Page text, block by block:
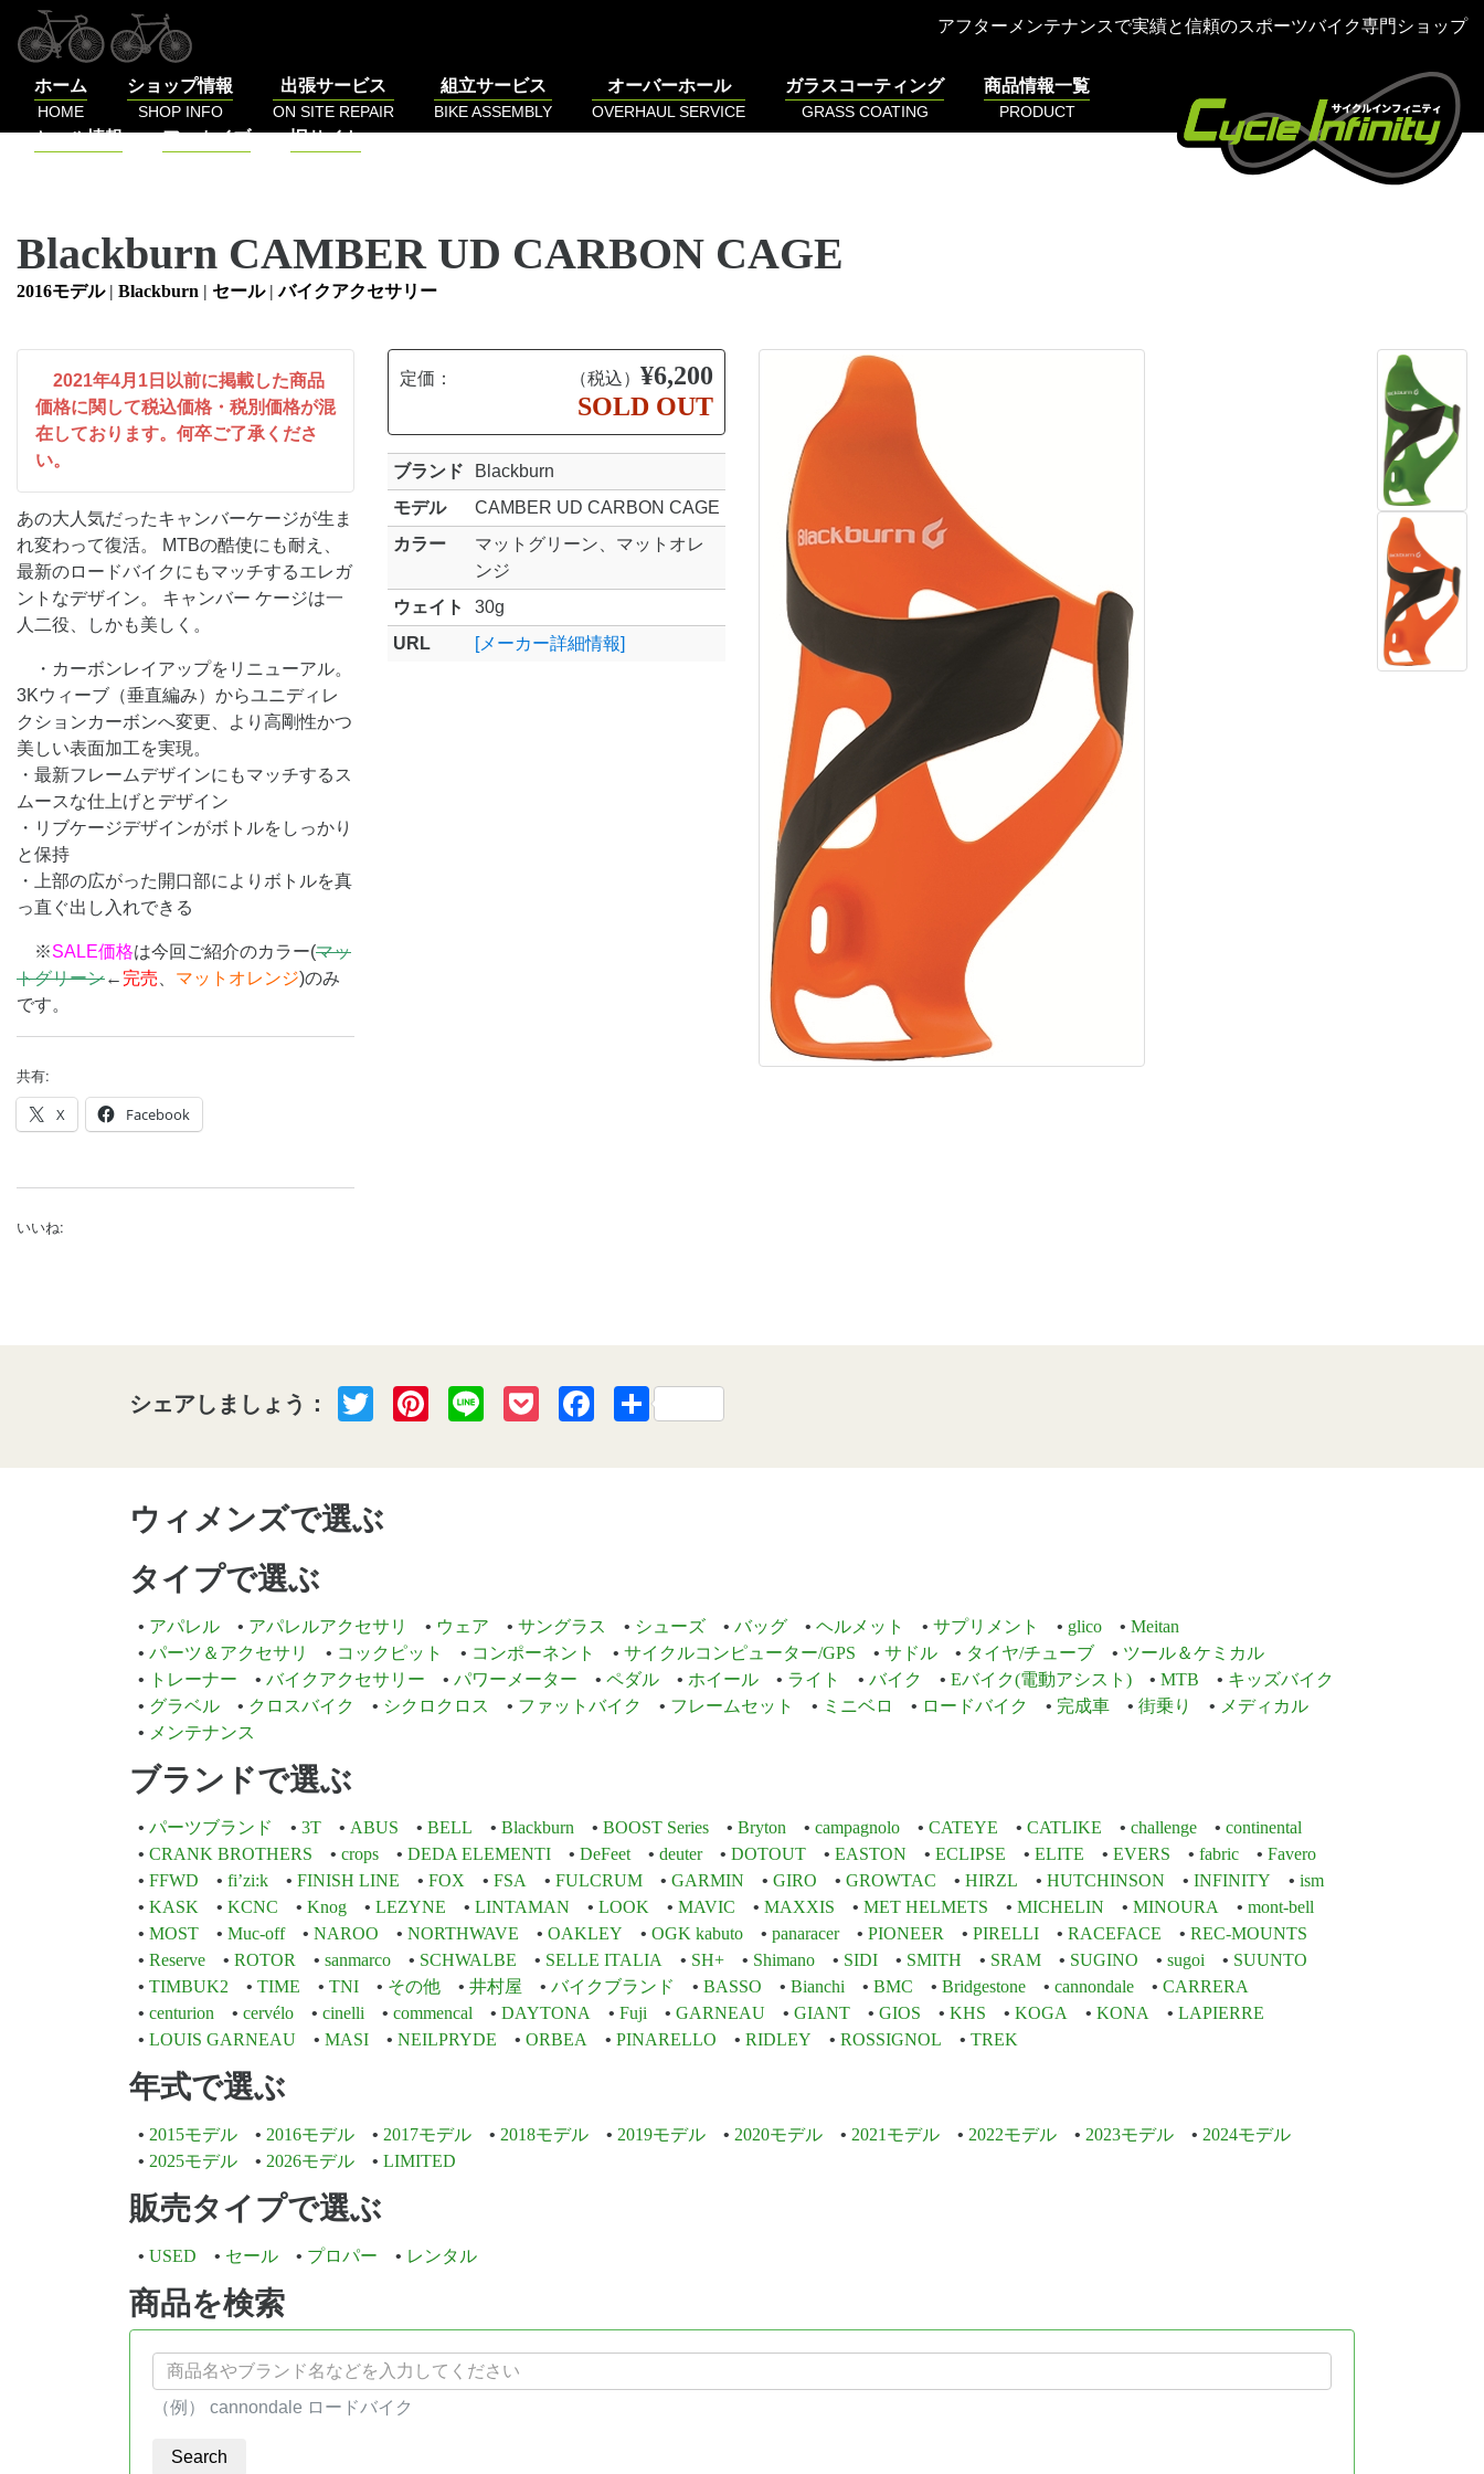
アフターメンテナンスで実績と信頼のスポーツバイク専門ショップ
ホーム
HOME
ショップ情報
SHOP INFO
出張サービス
ON SITE REPAIR
組立サービス
BIKE ASSEMBLY
オーバーホール
OVERHAUL SERVICE
ガラスコーティング
GRASS COATING
商品情報一覧
PRODUCT
セール情報 アーカイブ 旧サイト
Blackburn CAMBER UD CARBON CAGE
2016モデル| Blackburn | セール|バイクアクセサリー
2021年4月1日以前に掲載した商品
価格に関して税込価格・税別価格が混
在しております。何卒ご了承くださ
い。
あの大人気だったキャンバーケージが生ま
れ変わって復活。 MTBの酷使にも耐え、
最新のロードバイクにもマッチするエレガ
ントなデザイン。 キャンバー ケージは一
人二役、しかも美しく。
・カーボンレイアップをリニューアル。
3Kウィーブ（垂直編み）からユニディレ
クションカーボンへ変更、より高剛性かつ
美しい表面加工を実現。
・最新フレームデザインにもマッチするス
ムースな仕上げとデザイン
・リブケージデザインがボトルをしっかり
と保持
・上部の広がった開口部によりボトルを真
っ直ぐ出し入れできる
※SALE価格は今回ご紹介のカラー(マッ
トグリーン← 完売 マットオレンジ)のみ
です。
共有:
X Facebook
いいね:
定価： （税込） ¥6,200
SOLD OUT
ブランド
Blackburn
モデル
CAMBER UD CARBON CAGE
カラー
マットグリーン、マットオレ
ンジ
ウェイト
30g
URL
[メーカー詳細情報]
シェアしましょう： TwitterPinterest
Line PocketFacebook
共
ウィメンズで選ぶ
タイプで選ぶ
アパレル アパレルアクセサリ ウェア サングラス シューズ バッグ ヘルメット サプリメント glico
Meitan
パーツ＆アクセサリ
コックピット コンポーネント サイクルコンピューター/GPS サドル タイヤ/チューブ
ツール＆ケミカル
トレーナー
バイクアクセサリー パワーメーター ペダル ホイール ライト バイク Eバイク(電動アシスト) MTB
キッズバイク
グラベル
クロスバイク シクロクロス ファットバイク フレームセット ミニベロ ロードバイク 完成車 街乗り
メディカル
メンテナンス
ブランドで選ぶ
パーツブランド 3T ABUS BELL Blackburn BOOST Series Bryton campagnolo CATEYE CATLIKE challenge
continental
CRANK BROTHERS
crops DEDA ELEMENTI DeFeet deuter DOTOUT EASTON ECLIPSE ELITE EVERS fabric
Favero
FFWD
fi’zi:k FINISH LINE FOX FSA FULCRUM GARMIN GIRO GROWTAC HIRZL HUTCHINSON INFINITY
ism
KASK
KCNC Knog LEZYNE LINTAMAN LOOK MAVIC MAXXIS MET HELMETS MICHELIN MINOURA
mont-bell
MOST
Muc-off NAROO NORTHWAVE OAKLEY OGK kabuto panaracer PIONEER PIRELLI RACEFACE
REC-MOUNTS
Reserve
ROTOR sanmarco SCHWALBE SELLE ITALIA SH+ Shimano SIDI SMITH SRAM SUGINO sugoi
SUUNTO
TIMBUK2
TIME TNI その他 井村屋 バイクブランド BASSO Bianchi BMC Bridgestone cannondale
CARRERA
centurion
cervélo cinelli commencal DAYTONA Fuji GARNEAU GIANT GIOS KHS KOGA KONA
LAPIERRE
LOUIS GARNEAU
MASI NEILPRYDE ORBEA PINARELLO RIDLEY ROSSIGNOL TREK
年式で選ぶ
2015モデル 2016モデル 2017モデル 2018モデル 2019モデル 2020モデル 2021モデル 2022モデル 2023モデル
2024モデル
2025モデル
2026モデル LIMITED
販売タイプで選ぶ
USED セール プロパー レンタル
商品を検索
（例） cannondale ロードバイク